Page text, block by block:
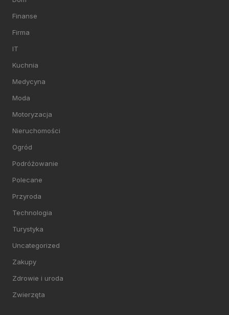
Finanse
Firma
IT
Kuchnia
Medycyna
Moda
Motoryzacja
Nieruchomości
Ogród
Podróżowanie
Polecane
Przyroda
Technologia
Turystyka
Uncategorized
Zakupy
Zdrowie i uroda
Zwierzęta